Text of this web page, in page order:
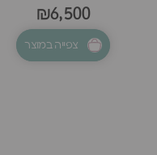
₪6,500
צפייה במוצר